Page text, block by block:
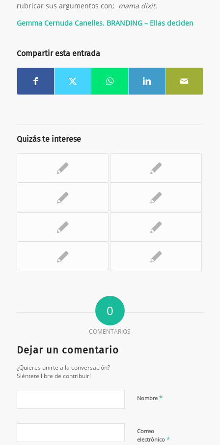
rubricar sus argumentos con; mama dixit.
Gemma Cernuda Canelles. BRANDING – Ellas deciden
Compartir esta entrada
Quizás te interese
0
COMENTARIOS
Dejar un comentario
¿Quieres unirte a la conversación?
Siéntete libre de contribuir!
Nombre *
Correo
electrónico *